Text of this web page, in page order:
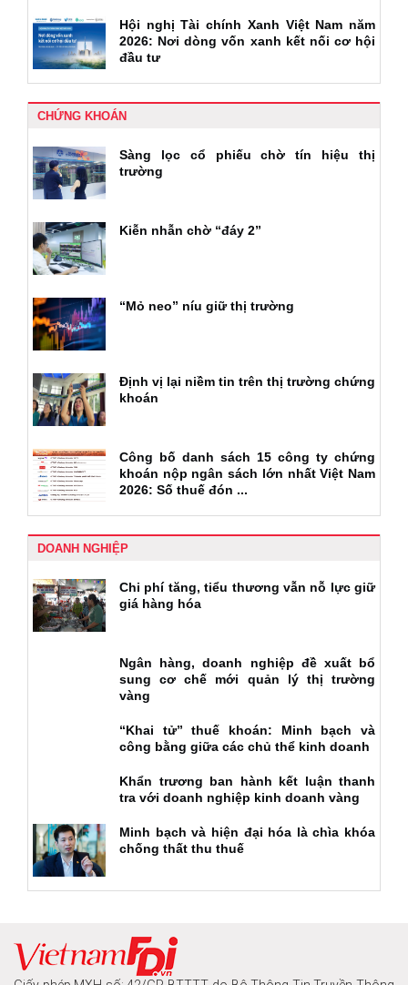
Hội nghị Tài chính Xanh Việt Nam năm
2026: Nơi dòng vốn xanh kết nối cơ hội
đầu tư
CHỨNG KHOÁN
Sàng lọc cổ phiếu chờ tín hiệu thị
trường
Kiễn nhẫn chờ “đáy 2”
“Mỏ neo” níu giữ thị trường
Định vị lại niềm tin trên thị trường chứng
khoán
Công bố danh sách 15 công ty chứng
khoán nộp ngân sách lớn nhất Việt Nam
2026: Số thuế đón ...
DOANH NGHIỆP
Chi phí tăng, tiểu thương vẫn nỗ lực giữ
giá hàng hóa
Ngân hàng, doanh nghiệp đề xuất bổ
sung cơ chế mới quản lý thị trường
vàng
“Khai tử” thuế khoán: Minh bạch và
công bằng giữa các chủ thể kinh doanh
Khẩn trương ban hành kết luận thanh
tra với doanh nghiệp kinh doanh vàng
Minh bạch và hiện đại hóa là chìa khóa
chống thất thu thuế